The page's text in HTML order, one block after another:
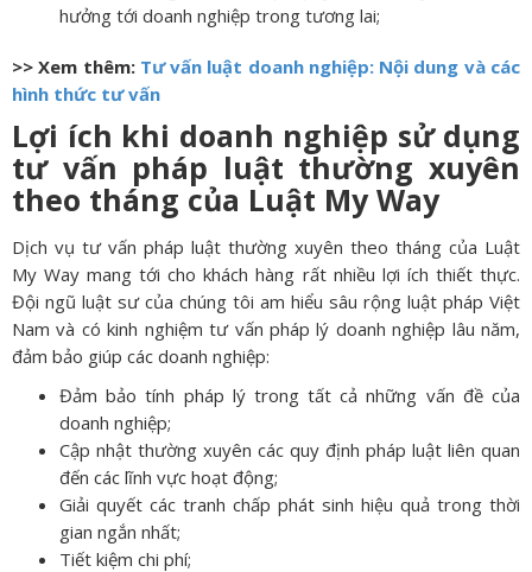
hưởng tới doanh nghiệp trong tương lai;
>> Xem thêm: Tư vấn luật doanh nghiệp: Nội dung và các
hình thức tư vấn
Lợi ích khi doanh nghiệp sử dụng
tư vấn pháp luật thường xuyên
theo tháng của Luật My Way
Dịch vụ tư vấn pháp luật thường xuyên theo tháng của Luật
My Way mang tới cho khách hàng rất nhiều lợi ích thiết thực.
Đội ngũ luật sư của chúng tôi am hiểu sâu rộng luật pháp Việt
Nam và có kinh nghiệm tư vấn pháp lý doanh nghiệp lâu năm,
đảm bảo giúp các doanh nghiệp:
Đảm bảo tính pháp lý trong tất cả những vấn đề của
doanh nghiệp;
Cập nhật thường xuyên các quy định pháp luật liên quan
đến các lĩnh vực hoạt động;
Giải quyết các tranh chấp phát sinh hiệu quả trong thời
gian ngắn nhất;
Tiết kiệm chi phí;